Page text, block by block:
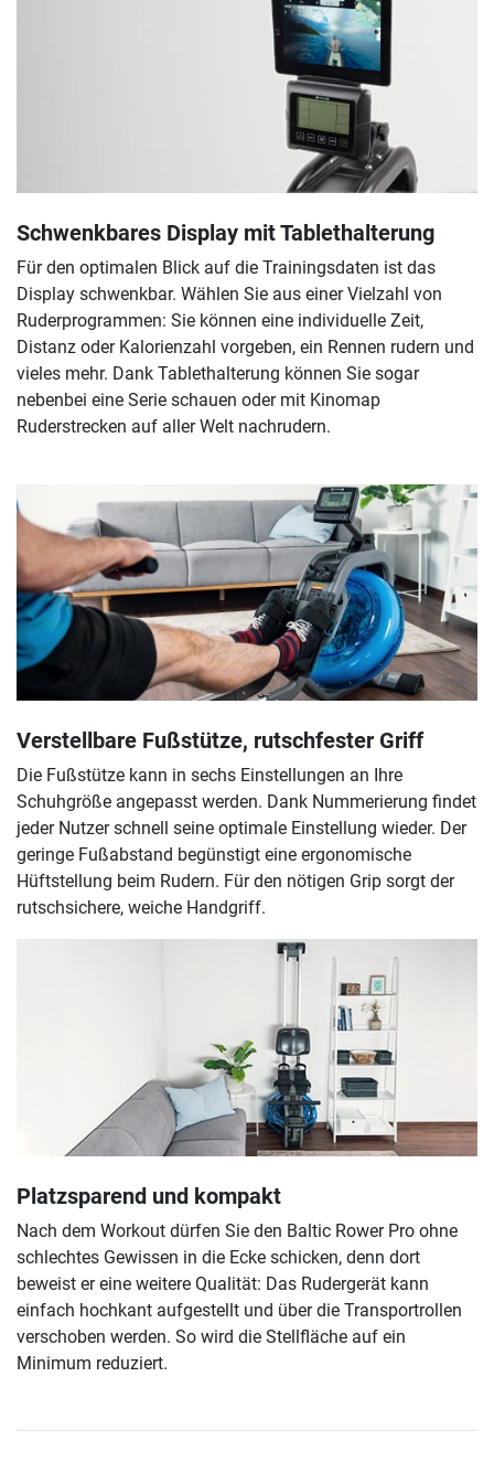
Schwenkbares Display mit Tablethalterung
Für den optimalen Blick auf die Trainingsdaten ist das
Display schwenkbar. Wählen Sie aus einer Vielzahl von
Ruderprogrammen: Sie können eine individuelle Zeit,
Distanz oder Kalorienzahl vorgeben, ein Rennen rudern und
vieles mehr. Dank Tablethalterung können Sie sogar
nebenbei eine Serie schauen oder mit Kinomap
Ruderstrecken auf aller Welt nachrudern.
Verstellbare Fußstütze, rutschfester Griff
Die Fußstütze kann in sechs Einstellungen an Ihre
Schuhgröße angepasst werden. Dank Nummerierung findet
jeder Nutzer schnell seine optimale Einstellung wieder. Der
geringe Fußabstand begünstigt eine ergonomische
Hüftstellung beim Rudern. Für den nötigen Grip sorgt der
rutschsichere, weiche Handgriff.
Platzsparend und kompakt
Nach dem Workout dürfen Sie den Baltic Rower Pro ohne
schlechtes Gewissen in die Ecke schicken, denn dort
beweist er eine weitere Qualität: Das Rudergerät kann
einfach hochkant aufgestellt und über die Transportrollen
verschoben werden. So wird die Stellfläche auf ein
Minimum reduziert.